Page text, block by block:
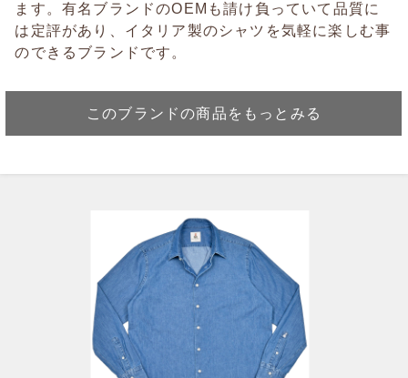
ます。有名ブランドのOEMも請け負っていて品質に
は定評があり、イタリア製のシャツを気軽に楽しむ事
のできるブランドです。
このブランドの商品をもっとみる